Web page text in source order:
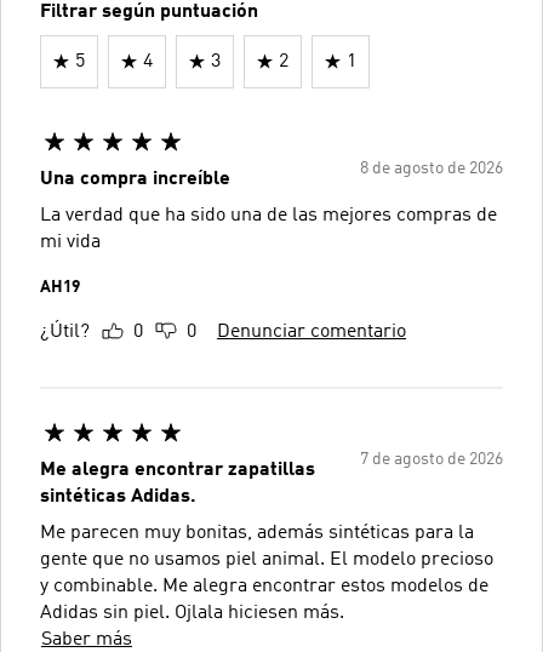
Filtrar según puntuación
5 4 3 2 1
8 de agosto de 2026
Una compra increíble
La verdad que ha sido una de las mejores compras de
mi vida
AH19
¿Útil? 0 0 Denunciar comentario
7 de agosto de 2026
Me alegra encontrar zapatillas
sintéticas Adidas.
Me parecen muy bonitas, además sintéticas para la
gente que no usamos piel animal. El modelo precioso
y combinable. Me alegra encontrar estos modelos de
Adidas sin piel. Ojlala hiciesen más.
Saber más